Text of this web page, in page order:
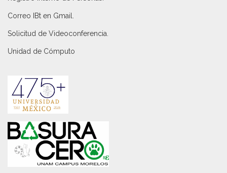
Correo IBt en Gmail
Solicitud de Videoconferencia.
Unidad de Cómputo